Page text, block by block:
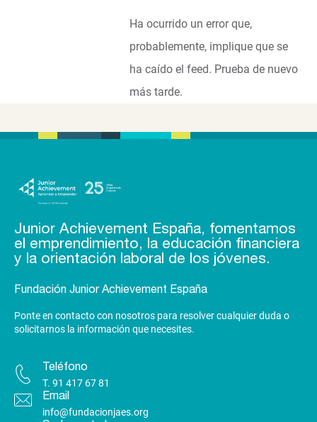
Ha ocurrido un error que,
probablemente, implique que se
ha caído el feed. Prueba de nuevo
más tarde.
Junior Achievement España, fomentamos
el emprendimiento, la educación financiera
y la orientación laboral de los jóvenes.
Fundación Junior Achievement España
Ponte en contacto con nosotros para resolver cualquier duda o
solicitarnos la información que necesites.
Teléfono
T. 91 417 67 81
Email
info@fundacionjaes.org